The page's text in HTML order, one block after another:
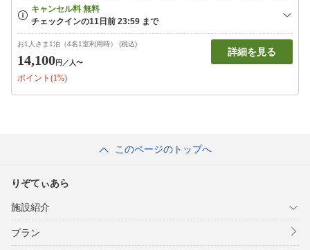
お1人さま1泊（4名1室利用時） (税込)
14,100円 ／人〜
ポイント(1%)
詳細を見る
このページのトップへ
りぞてぃあら
施設紹介
プラン